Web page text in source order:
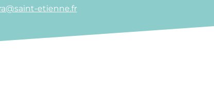
etienne.fr